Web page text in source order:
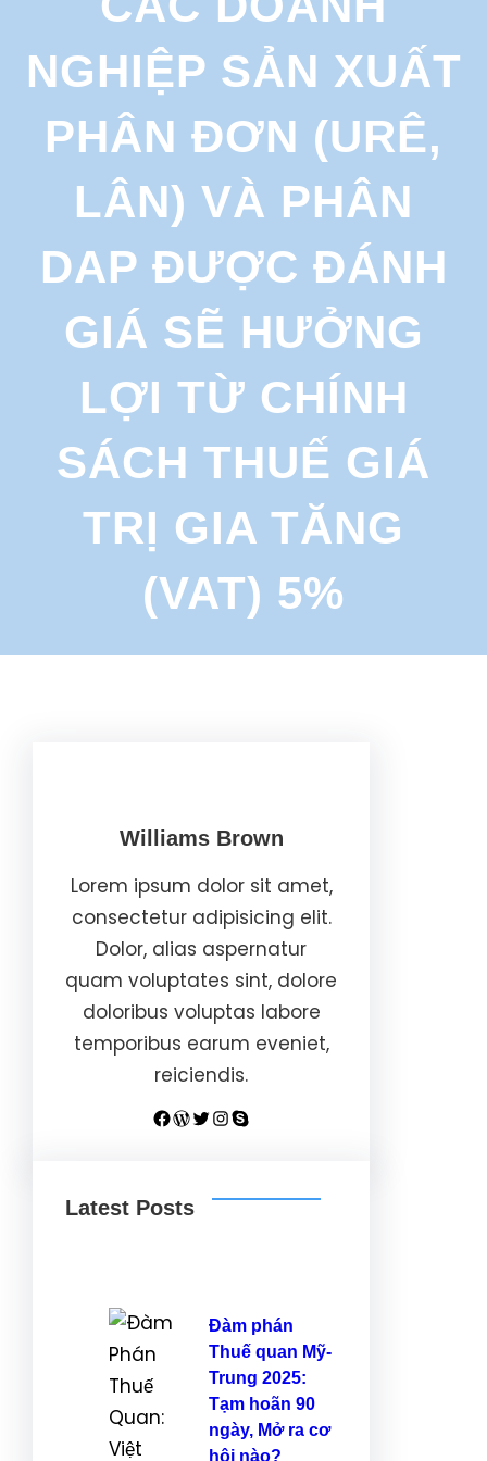
h
NGHIỆP SẢN XUẤT
PHÂN ĐƠN (URÊ,
LÂN) VÀ PHÂN
DAP ĐƯỢC ĐÁNH
GIÁ SẼ HƯỞNG
LỢI TỪ CHÍNH
SÁCH THUẾ GIÁ
TRỊ GIA TĂNG
(VAT) 5%
Williams Brown
Lorem ipsum dolor sit amet,
consectetur adipisicing elit.
Dolor, alias aspernatur
quam voluptates sint, dolore
doloribus voluptas labore
temporibus earum eveniet,
reiciendis.
Facebook WordPress Twitter InstagramSkype
Latest Posts
Đàm phán
Thuế quan Mỹ-
Trung 2025:
Tạm hoãn 90
ngày, Mở ra cơ
hội nào?